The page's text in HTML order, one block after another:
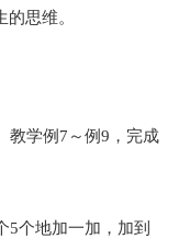
思维。
教学例7～例9，完成
5个地加一加，加到